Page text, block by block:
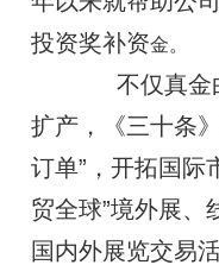
投资奖补资金。
不仅真金
扩产，《三十条
订单”，开拓国际
贸全球”境外展、
国内外展览交易